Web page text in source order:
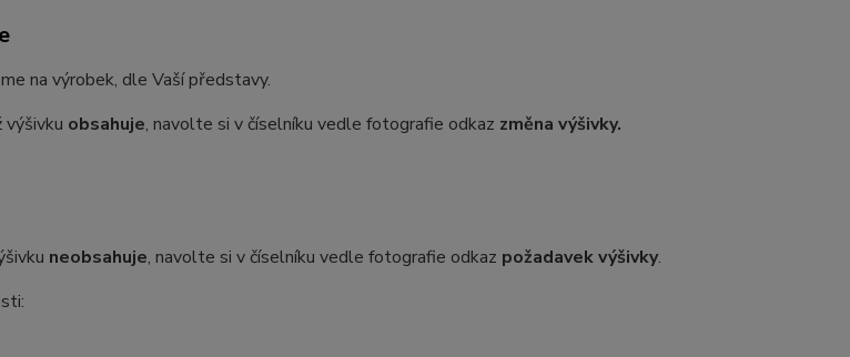
na výrobek, dle Vaší představy.
výšivku obsahuje, navolte si v číselníku vedle fotografie odkaz změna výšivky.
neobsahuje, navolte si v číselníku vedle fotografie odkaz požadavek výšivky.